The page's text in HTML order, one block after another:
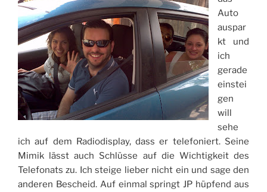
Auto
auspar
kt und
ich
gerade
einstei
gen
will
sehe
ich auf dem Radiodisplay, dass er telefoniert. Seine
Mimik lässt auch Schlüsse auf die Wichtigkeit des
Telefonats zu. Ich steige lieber nicht ein und sage den
anderen Bescheid. Auf einmal springt JP hüpfend aus